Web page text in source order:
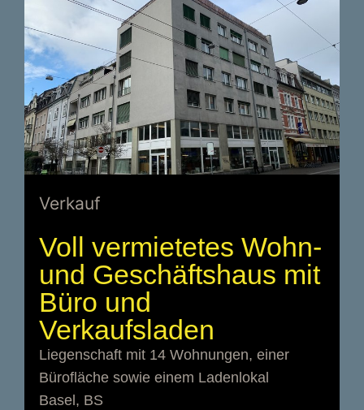
Verkauf
Voll vermietetes Wohn-
und Geschäftshaus mit
Büro und
Verkaufsladen
Liegenschaft mit 14 Wohnungen, einer
Bürofläche sowie einem Ladenlokal
Basel, BS